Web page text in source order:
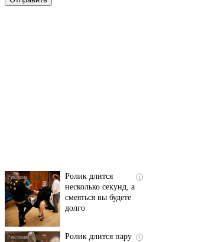
i
Ролик длится
несколько секунд, а
смеяться вы будете
долго
i
Ролик длится пару